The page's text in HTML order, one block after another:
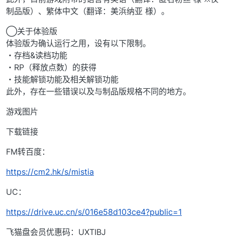
制品版）、繁体中文（翻译：美浜纳亚 様）。
◯关于体验版
体验版为确认运行之用，设有以下限制。
・存档&读档功能
・RP（释放点数）的获得
・技能解锁功能及相关解锁功能
此外，存在一些错误以及与制品版规格不同的地方。
游戏图片
下载链接
FM转百度：
https://cm2.hk/s/mistia
UC：
https://drive.uc.cn/s/016e58d103ce4?public=1
飞猫盘会员优惠码：UXTIBJ